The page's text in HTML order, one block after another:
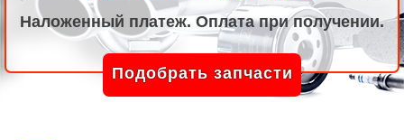
Наложенный платеж. Оплата при получении.
Подобрать запчасти